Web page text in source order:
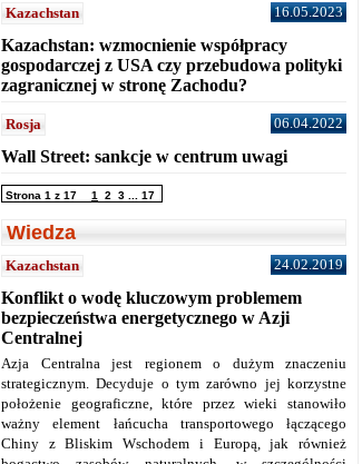
Kazachstan 16.05.2023
Kazachstan: wzmocnienie współpracy
gospodarczej z USA czy przebudowa polityki
zagranicznej w stronę Zachodu?
Rosja 06.04.2022
Wall Street: sankcje w centrum uwagi
Strona 1 z 17 1 2 3 17
Wiedza
Kazachstan 24.02.2019
Konflikt o wodę kluczowym problemem
bezpieczeństwa energetycznego w Azji
Centralnej
Azja Centralna jest regionem o dużym znaczeniu
strategicznym. Decyduje o tym zarówno jej korzystne
położenie geograficzne, które przez wieki stanowiło
ważny element łańcucha transportowego łączącego
Chiny z Bliskim Wschodem i Europą, jak również